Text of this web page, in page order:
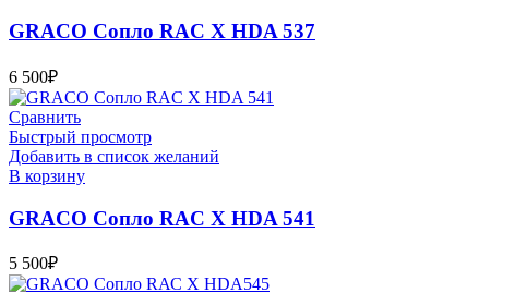
GRACO Сопло RAC X HDA 537
6 500₽
Сравнить
Быстрый просмотр
Добавить в список желаний
В корзину
GRACO Сопло RAC X HDA 541
5 500₽